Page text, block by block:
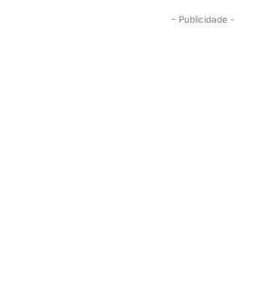
- Publicidade -